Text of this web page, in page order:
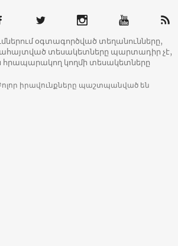
օգտագործված տեղանունները,
տեսակետները պարտադիր չէ,
հրապարակող կողմի տեսակետները
իրավունքները պաշտպանված են